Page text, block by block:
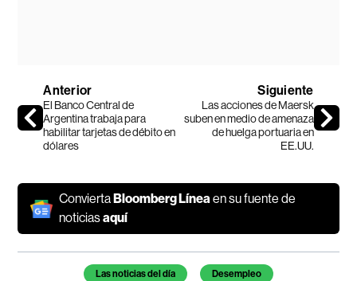
Anterior
El Banco Central de
Argentina trabaja para
habilitar tarjetas de débito en
dólares
Siguiente
Las acciones de Maersk
suben en medio de amenaza
de huelga portuaria en
EE.UU.
Convierta Bloomberg Líneaen su fuente de
noticiasaquí
Temas de este artículo
Las noticias del día Desempleo